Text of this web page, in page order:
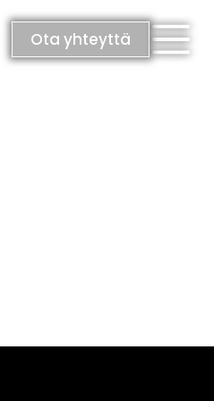
Ota yhteyttä